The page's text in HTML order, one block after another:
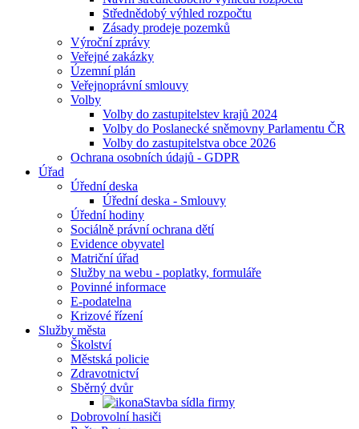
Střednědobý výhled rozpočtu
Zásady prodeje pozemků
Výroční zprávy
Veřejné zakázky
Územní plán
Veřejnoprávní smlouvy
Volby
Volby do zastupitelstev krajů 2024
Volby do Poslanecké sněmovny Parlamentu ČR
Volby do zastupitelstva obce 2026
Ochrana osobních údajů - GDPR
Úřad
Úřední deska
Úřední deska - Smlouvy
Úřední hodiny
Sociálně právní ochrana dětí
Evidence obyvatel
Matriční úřad
Služby na webu - poplatky, formuláře
Povinné informace
E-podatelna
Krizové řízení
Služby města
Školství
Městská policie
Zdravotnictví
Sběrný dvůr
Stavba sídla firmy
Dobrovolní hasiči